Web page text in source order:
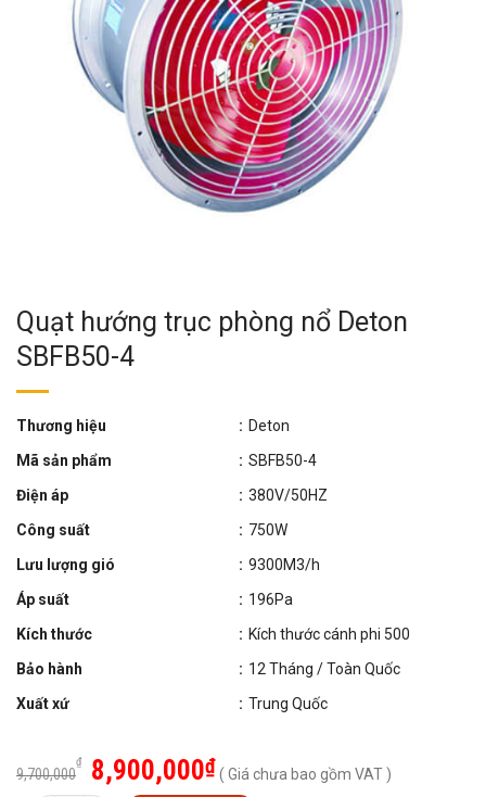
Quạt hướng trục phòng nổ Deton
SBFB50-4
Thương hiệu : Deton
Mã sản phẩm
: SBFB50-4
Điện áp
: 380V/50HZ
Công suất
: 750W
Lưu lượng gió
: 9300M3/h
Áp suất
: 196Pa
Kích thước
: Kích thước cánh phi 500
Bảo hành
: 12 Tháng / Toàn Quốc
Xuất xứ
: Trung Quốc
9,700,000
₫ 8,900,000₫( Giá chưa bao gồm VAT )